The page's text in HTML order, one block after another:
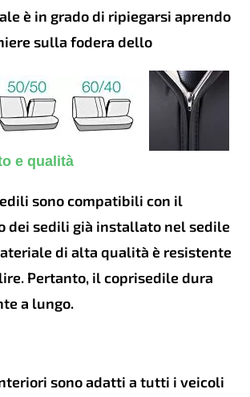
è in grado di ripiegarsi aprendo
sulla fodera dello
e qualità
sono compatibili con il
dei sedili già installato nel sedile
di alta qualità è resistente
Pertanto, il coprisedile dura
a lungo.
sono adatti a tutti i veicoli